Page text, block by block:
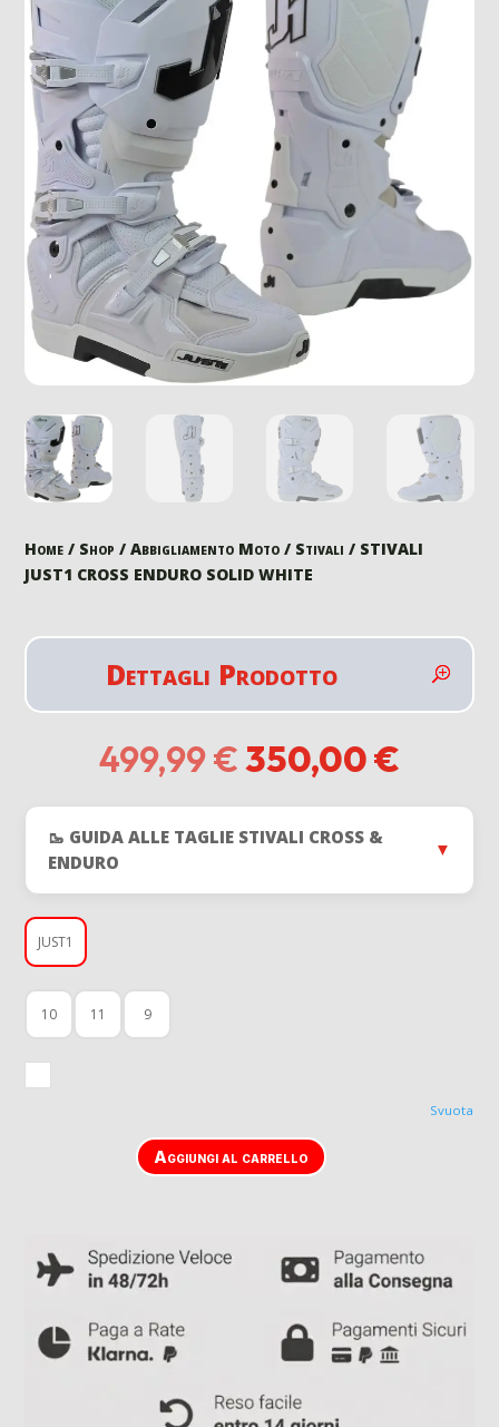
Home / Shop /Abbigliamento Moto / Stivali / STIVALI
JUST1 CROSS ENDURO SOLID WHITE
Dettagli Prodotto
499,99€Il
prezzo
originale
era:
350,00€
🥾 GUIDA ALLE TAGLIE STIVALI CROSS &
ENDURO
▼
JUST1
10 11 9
Svuota
Aggiungi al carrello